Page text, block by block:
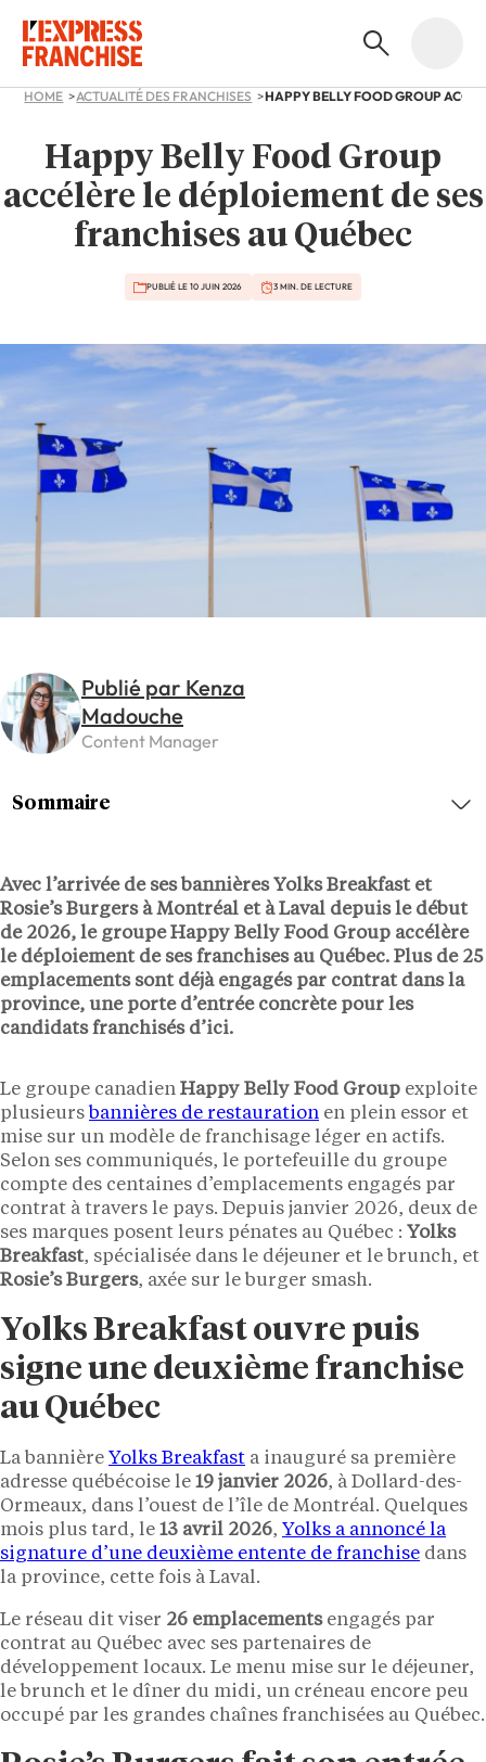
HOME ACTUALITÉ DES FRANCHISES
Happy Belly Food Group
accélère le déploiement de ses
franchises au Québec
PUBLIÉ LE 10 JUIN 2026 3 MIN. DE LECTURE
Publié par Kenza
Madouche
Content Manager
Avec l’arrivée de ses bannières Yolks Breakfast et
Rosie’s Burgers à Montréal et à Laval depuis le début
de 2026, le groupe Happy Belly Food Group accélère
le déploiement de ses franchises au Québec. Plus de 25
emplacements sont déjà engagés par contrat dans la
province, une porte d’entrée concrète pour les
candidats franchisés d’ici.
Le groupe canadien Happy Belly Food Group exploite
plusieurs bannières de restauration en plein essor et
mise sur un modèle de franchisage léger en actifs.
Selon ses communiqués, le portefeuille du groupe
compte des centaines d’emplacements engagés par
contrat à travers le pays. Depuis janvier 2026, deux de
ses marques posent leurs pénates au Québec : Yolks
Breakfast, spécialisée dans le déjeuner et le brunch, et
Rosie’s Burgers, axée sur le burger smash.
Yolks Breakfast ouvre puis
signe une deuxième franchise
au Québec
La bannière Yolks Breakfast a inauguré sa première
adresse québécoise le 19 janvier 2026, à Dollard-des-
Ormeaux, dans l’ouest de l’île de Montréal. Quelques
mois plus tard, le 13 avril 2026, Yolks a annoncé la
signature d’une deuxième entente de franchise dans
la province, cette fois à Laval.
Le réseau dit viser 26 emplacementsengagés par
contrat au Québec avec ses partenaires de
développement locaux. Le menu mise sur le déjeuner,
le brunch et le dîner du midi, un créneau encore peu
occupé par les grandes chaînes franchisées au Québec.
Sommaire